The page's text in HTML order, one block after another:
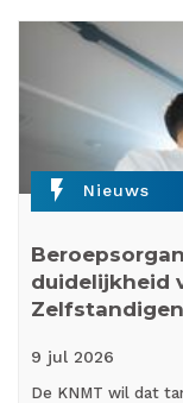
flash_on Nieuws
duidelijkheid
9 jul 2026
De KNMT wil dat